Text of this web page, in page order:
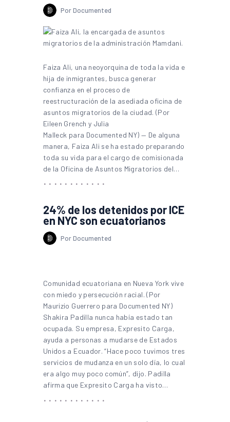
Por Documented
Faiza Ali, una neoyorquina de toda la vida e
hija de inmigrantes, busca generar
confianza en el proceso de
reestructuración de la asediada oficina de
asuntos migratorios de la ciudad. (Por
Eileen Grench y Julia
Malleck para Documented NY) — De alguna
manera, Faiza Ali se ha estado preparando
toda su vida para el cargo de comisionada
de la Oficina de Asuntos Migratorios del…
24% de los detenidos por ICE
en NYC son ecuatorianos
Por Documented
Comunidad ecuatoriana en Nueva York vive
con miedo y persecución racial. (Por
Maurizio Guerrero para Documented NY)
Shakira Padilla nunca había estado tan
ocupada. Su empresa, Expresito Carga,
ayuda a personas a mudarse de Estados
Unidos a Ecuador. “Hace poco tuvimos tres
servicios de mudanza en un solo día, lo cual
era algo muy poco común”, dijo. Padilla
afirma que Expresito Carga ha visto…